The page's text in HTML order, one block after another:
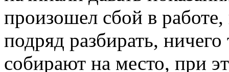
произошел сбой в
подряд разбирать,
собирают на место, при